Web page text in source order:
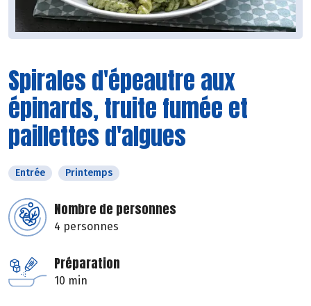
Spirales d'épeautre aux
épinards, truite fumée et
paillettes d'algues
Entrée Printemps
Nombre de personnes
4 personnes
Préparation
10 min